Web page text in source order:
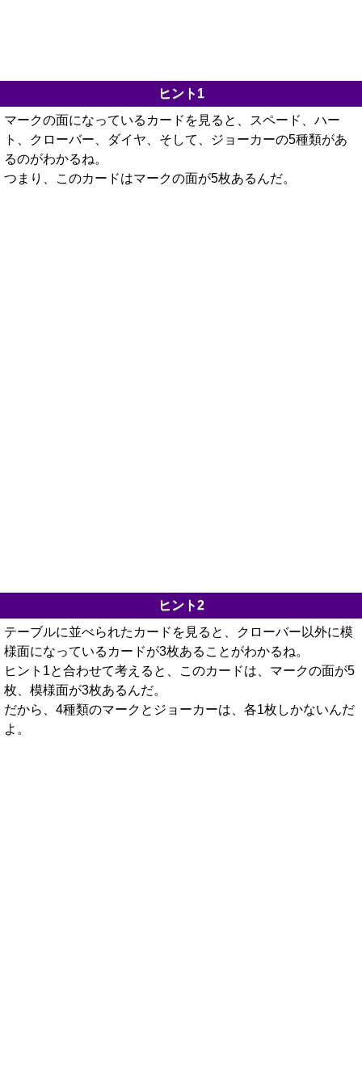
ヒント1
マークの面になっているカードを見ると、スペード、ハー
ト、クローバー、ダイヤ、そして、ジョーカーの5種類があ
るのがわかるね。
つまり、このカードはマークの面が5枚あるんだ。
ヒント2
テーブルに並べられたカードを見ると、クローバー以外に模
様面になっているカードが3枚あることがわかるね。
ヒント1と合わせて考えると、このカードは、マークの面が5
枚、模様面が3枚あるんだ。
だから、4種類のマークとジョーカーは、各1枚しかないんだ
よ。